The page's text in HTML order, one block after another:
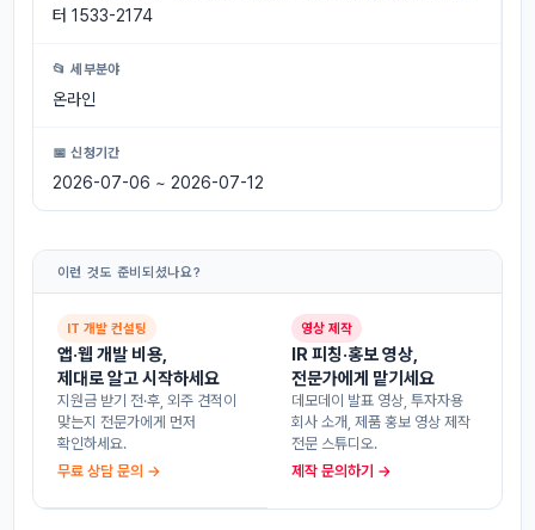
터 1533-2174
📂 세부분야
온라인
📅 신청기간
2026-07-06 ~ 2026-07-12
이런 것도 준비되셨나요?
IT 개발 컨설팅
앱·웹 개발 비용,
제대로 알고 시작하세요
지원금 받기 전·후, 외주 견적이
맞는지 전문가에게 먼저
확인하세요.
무료 상담 문의 →
영상 제작
IR 피칭·홍보 영상,
전문가에게 맡기세요
데모데이 발표 영상, 투자자용
회사 소개, 제품 홍보 영상 제작
전문 스튜디오.
제작 문의하기 →